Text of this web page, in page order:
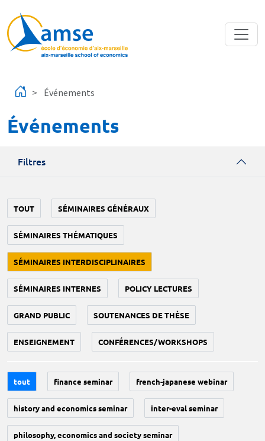
Événements
Événements
Filtres
TOUT SÉMINAIRES GÉNÉRAUX
SÉMINAIRES THÉMATIQUES
SÉMINAIRES INTERDISCIPLINAIRES
SÉMINAIRES INTERNES POLICY LECTURES
GRAND PUBLIC SOUTENANCES DE THÈSE
ENSEIGNEMENT CONFÉRENCES/WORKSHOPS
tout finance seminar french-japanese webinar
history and economics seminar inter-eval seminar
philosophy, economics and society seminar